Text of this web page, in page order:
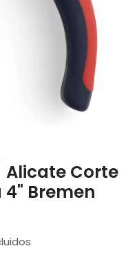
Alicate Corte
Bremen